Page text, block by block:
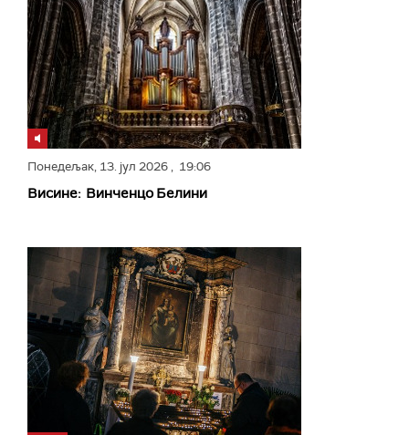
Понедељак, 13. јул 2026, 19:06
Висине: Винченцо Белини